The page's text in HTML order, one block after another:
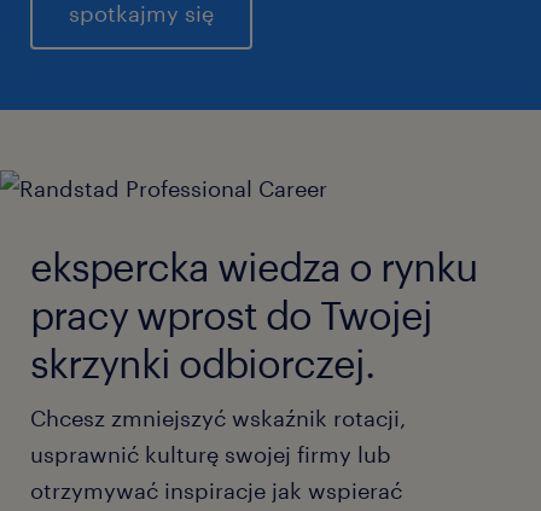
spotkajmy się
ekspercka wiedza o rynku
pracy wprost do Twojej
skrzynki odbiorczej.
Chcesz zmniejszyć wskaźnik rotacji,
usprawnić kulturę swojej firmy lub
otrzymywać inspiracje jak wspierać